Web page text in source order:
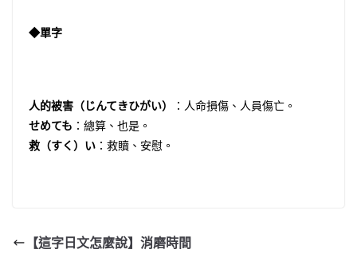
◆單字
人的被害（じんてきひがい）
：人命損傷、人員傷亡。
せめても ：總算、也是。
救（すく）い ：救贖、安慰。
【這字日文怎麼說】消磨時間